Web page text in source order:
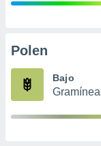
publicidad
Polen
Bajo